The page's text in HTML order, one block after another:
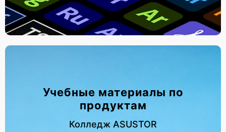
Учебные материалы по
продуктам
Колледж ASUSTOR